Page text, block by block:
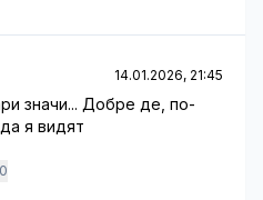
14.01.2026, 21:45
значи... Добре де, по-
я видят
0